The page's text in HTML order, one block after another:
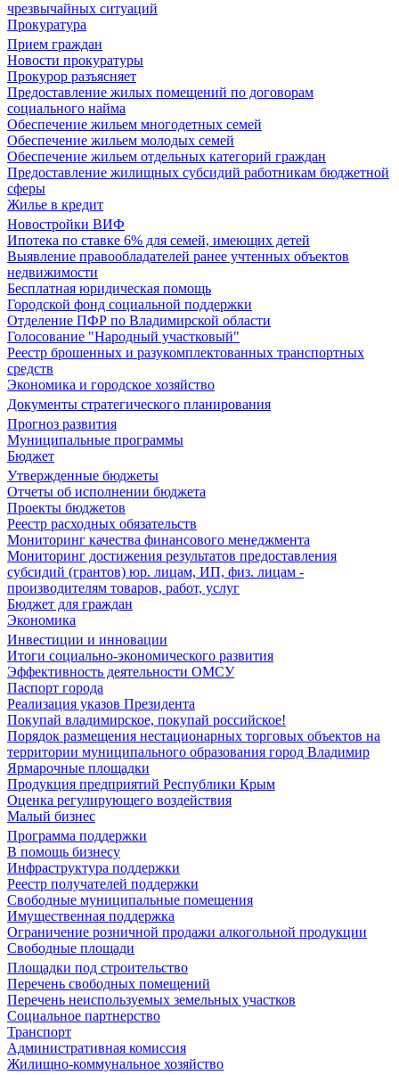
чрезвычайных ситуаций
Прокуратура
Прием граждан
Новости прокуратуры
Прокурор разъясняет
Предоставление жилых помещений по договорам
социального найма
Обеспечение жильем многодетных семей
Обеспечение жильем молодых семей
Обеспечение жильем отдельных категорий граждан
Предоставление жилищных субсидий работникам бюджетной
сферы
Жилье в кредит
Новостройки ВИФ
Ипотека по ставке 6% для семей, имеющих детей
Выявление правообладателей ранее учтенных объектов
недвижимости
Бесплатная юридическая помощь
Городской фонд социальной поддержки
Отделение ПФР по Владимирской области
Голосование "Народный участковый"
Реестр брошенных и разукомплектованных транспортных
средств
Экономика и городское хозяйство
Документы стратегического планирования
Прогноз развития
Муниципальные программы
Бюджет
Утвержденные бюджеты
Отчеты об исполнении бюджета
Проекты бюджетов
Реестр расходных обязательств
Мониторинг качества финансового менеджмента
Мониторинг достижения результатов предоставления
субсидий (грантов) юр. лицам, ИП, физ. лицам -
производителям товаров, работ, услуг
Бюджет для граждан
Экономика
Инвестиции и инновации
Итоги социально-экономического развития
Эффективность деятельности ОМСУ
Паспорт города
Реализация указов Президента
Покупай владимирское, покупай российское!
Порядок размещения нестационарных торговых объектов на
территории муниципального образования город Владимир
Ярмарочные площадки
Продукция предприятий Республики Крым
Оценка регулирующего воздействия
Малый бизнес
Программа поддержки
В помощь бизнесу
Инфраструктура поддержки
Реестр получателей поддержки
Свободные муниципальные помещения
Имущественная поддержка
Ограничение розничной продажи алкогольной продукции
Свободные площади
Площадки под строительство
Перечень свободных помещений
Перечень неиспользуемых земельных участков
Социальное партнерство
Транспорт
Административная комиссия
Жилищно-коммунальное хозяйство